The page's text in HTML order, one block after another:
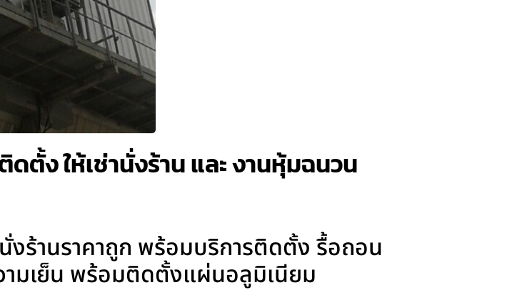
ง ให้เช่านั่งร้าน และ งานหุ้มฉนวน
ร้านราคาถูก พร้อมบริการติดตั้ง รื้อถอน
มเย็น พร้อมติดตั้งแผ่นอลูมิเนียม